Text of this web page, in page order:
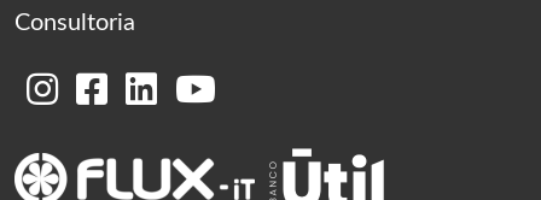
Consultoria